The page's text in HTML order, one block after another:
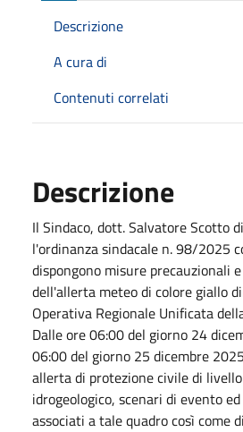
Descrizione
A cura di
Contenuti correlati
Descrizione
Il Sindaco, dott. Salvatore Scotto
l'ordinanza sindacale n. 98/2025
dispongono misure precauzionali
dell'allerta meteo di colore giallo
Operativa Regionale Unificata
Dalle ore 06:00 del giorno 24
06:00 del giorno 25 dicembre
allerta di protezione civile di
idrogeologico, scenari di evento
associati a tale quadro così come